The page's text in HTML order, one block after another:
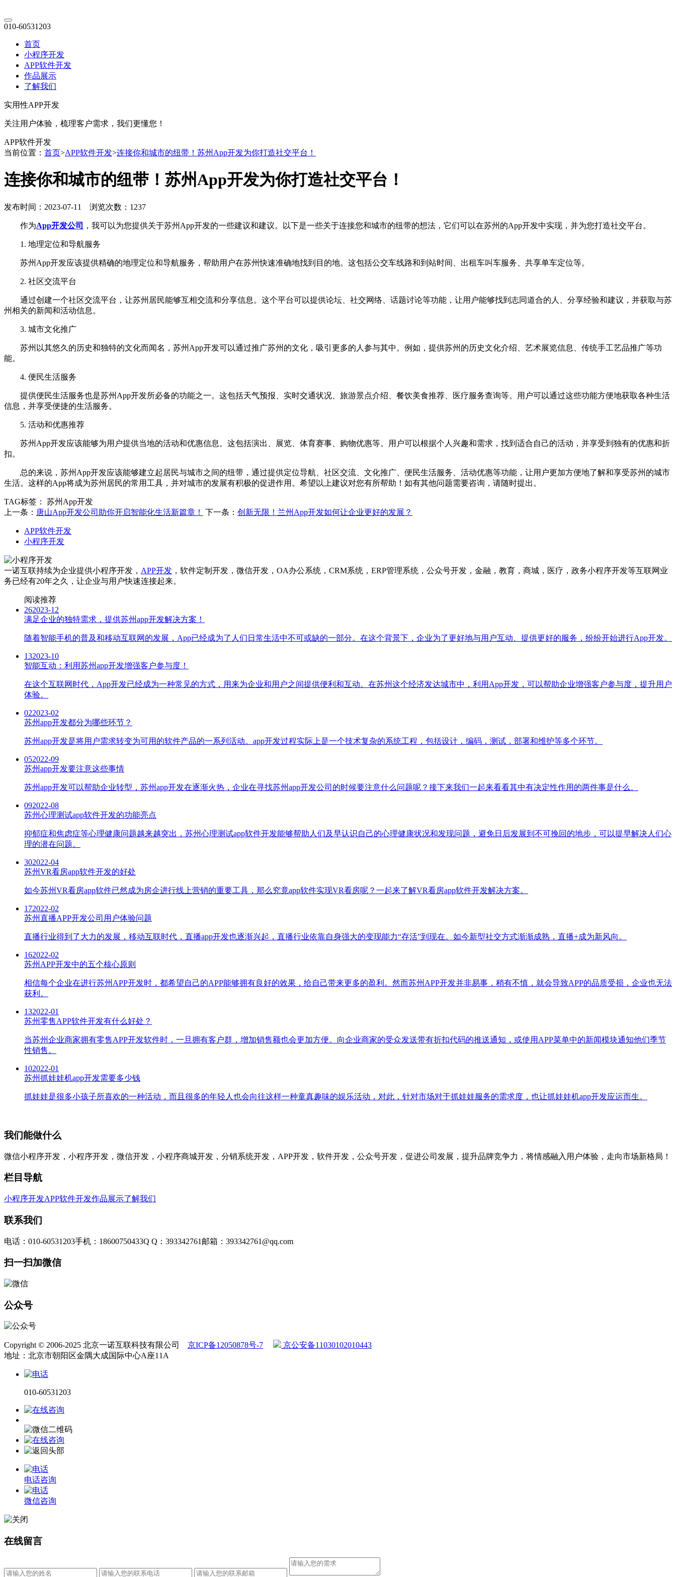
010-60531203
首页
小程序开发
APP软件开发
作品展示
了解我们
实用性APP开发
关注用户体验，梳理客户需求，我们更懂您！
APP软件开发
当前位置： 首页>APP软件开发>连接你和城市的纽带！苏州App开发为你打造社交平台！
连接你和城市的纽带！苏州App开发为你打造社交平台！
发布时间：2023-07-11 浏览次数：1237
作为App开发公司 ，我可以为您提供关于苏州App开发的一些建议和建议。以下是一些关于连接您和城市的纽带的想法，它们可以在苏州的App开发中实现，并为您打造社交平台。
1. 地理定位和导航服务
苏州App开发应该提供精确的地理定位和导航服务，帮助用户在苏州快速准确地找到目的地。这包括公交车线路和到站时间、出租车叫车服务、共享单车定位等。
2. 社区交流平台
通过创建一个社区交流平台，让苏州居民能够互相交流和分享信息。这个平台可以提供论坛、社交网络、话题讨论等功能，让用户能够找到志同道合的人、分享经验和建议，并获取与苏
州相关的新闻和活动信息。
3. 城市文化推广
苏州以其悠久的历史和独特的文化而闻名，苏州App开发可以通过推广苏州的文化，吸引更多的人参与其中。例如，提供苏州的历史文化介绍、艺术展览信息、传统手工艺品推广等功
能。
4. 便民生活服务
提供便民生活服务也是苏州App开发所必备的功能之一。这包括天气预报、实时交通状况、旅游景点介绍、餐饮美食推荐、医疗服务查询等。用户可以通过这些功能方便地获取各种生活
信息，并享受便捷的生活服务。
5. 活动和优惠推荐
苏州App开发应该能够为用户提供当地的活动和优惠信息。这包括演出、展览、体育赛事、购物优惠等。用户可以根据个人兴趣和需求，找到适合自己的活动，并享受到独有的优惠和折
扣。
总的来说，苏州App开发应该能够建立起居民与城市之间的纽带，通过提供定位导航、社区交流、文化推广、便民生活服务、活动优惠等功能，让用户更加方便地了解和享受苏州的城市
生活。这样的App将成为苏州居民的常用工具，并对城市的发展有积极的促进作用。希望以上建议对您有所帮助！如有其他问题需要咨询，请随时提出。
TAG标签：
苏州App开发
上一条： 唐山App开发公司助你开启智能化生活新篇章！ 下一条： 创新无限！兰州App开发如何让企业更好的发展？
APP软件开发
小程序开发
一诺互联持续为企业提供小程序开发， APP开发 ，软件定制开发，微信开发，OA办公系统，CRM系统，ERP管理系统，公众号开发，金融，教育，商城，医疗，政务小程序开发等互联网业
务已经有20年之久，让企业与用户快速连接起来。
阅读推荐
262023-12
满足企业的独特需求，提供苏州app开发解决方案！
随着智能手机的普及和移动互联网的发展，App已经成为了人们日常生活中不可或缺的一部分。在这个背景下，企业为了更好地与用户互动、提供更好的服务，纷纷开始进行App开发。
132023-10
智能互动：利用苏州app开发增强客户参与度！
在这个互联网时代，App开发已经成为一种常见的方式，用来为企业和用户之间提供便利和互动。在苏州这个经济发达城市中，利用App开发，可以帮助企业增强客户参与度，提升用户
体验。
022023-02
苏州app开发都分为哪些环节？
苏州app开发是将用户需求转变为可用的软件产品的一系列活动。app开发过程实际上是一个技术复杂的系统工程，包括设计，编码，测试，部署和维护等多个环节。
052022-09
苏州app开发要注意这些事情
苏州app开发可以帮助企业转型，苏州app开发在逐渐火热，企业在寻找苏州app开发公司的时候要注意什么问题呢？接下来我们一起来看看其中有决定性作用的两件事是什么。
092022-08
苏州心理测试app软件开发的功能亮点
抑郁症和焦虑症等心理健康问题越来越突出，苏州心理测试app软件开发能够帮助人们及早认识自己的心理健康状况和发现问题，避免日后发展到不可挽回的地步，可以提早解决人们心
理的潜在问题。
302022-04
苏州VR看房app软件开发的好处
如今苏州VR看房app软件已然成为房企进行线上营销的重要工具，那么究竟app软件实现VR看房呢？一起来了解VR看房app软件开发解决方案。
172022-02
苏州直播APP开发公司用户体验问题
直播行业得到了大力的发展，移动互联时代，直播app开发也逐渐兴起，直播行业依靠自身强大的变现能力“存活”到现在。如今新型社交方式渐渐成熟，直播+成为新风向。
162022-02
苏州APP开发中的五个核心原则
相信每个企业在进行苏州APP开发时，都希望自己的APP能够拥有良好的效果，给自己带来更多的盈利。然而苏州APP开发并非易事，稍有不慎，就会导致APP的品质受损，企业也无法
获利。
132022-01
苏州零售APP软件开发有什么好处？
当苏州企业商家拥有零售APP开发软件时，一旦拥有客户群，增加销售额也会更加方便。向企业商家的受众发送带有折扣代码的推送通知，或使用APP菜单中的新闻模块通知他们季节
性销售。
102022-01
苏州抓娃娃机app开发需要多少钱
抓娃娃是很多小孩子所喜欢的一种活动，而且很多的年轻人也会向往这样一种童真趣味的娱乐活动，对此，针对市场对于抓娃娃服务的需求度，也让抓娃娃机app开发应运而生。
我们能做什么
微信小程序开发，小程序开发，微信开发，小程序商城开发，分销系统开发，APP开发，软件开发，公众号开发，促进公司发展，提升品牌竞争力，将情感融入用户体验，走向市场新格局！
栏目导航
小程序开发APP软件开发作品展示了解我们
联系我们
电话：010-60531203手机：18600750433Q Q：393342761 邮箱：393342761@qq.com
扫一扫加微信
公众号
Copyright © 2006-2025 北京一诺互联科技有限公司 京ICP备12050878号-7
京公安备11030102010443
地址：北京市朝阳区金隅大成国际中心A座11A
010-60531203
电话咨询
微信咨询
在线留言